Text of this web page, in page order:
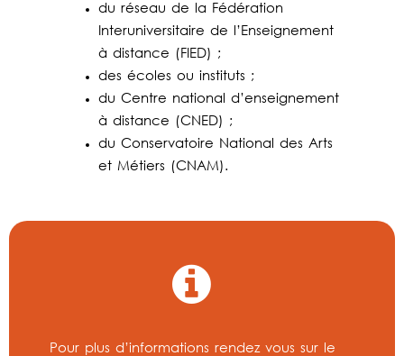
du réseau de la Fédération
Interuniversitaire de l’Enseignement
à distance (FIED) ;
des écoles ou instituts ;
du Centre national d’enseignement
à distance (CNED) ;
du Conservatoire National des Arts
et Métiers (CNAM).
Pour plus d’informations rendez vous sur le